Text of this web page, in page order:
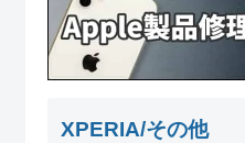
XPERIA/その他